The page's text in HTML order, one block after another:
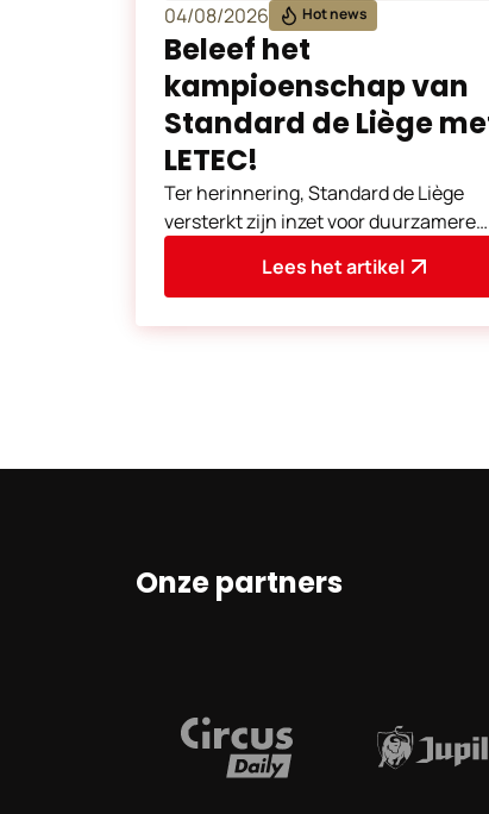
04/08/2026 Hot news
Beleef het
kampioenschap van
Standard de Liège
LETEC!
Ter herinnering, Standard de Liège
versterkt zijn inzet voor duurzamere
van de Europe PlaLees het artikel
Onze partners